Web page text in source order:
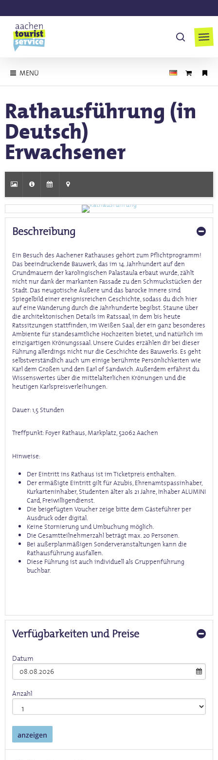
to
main
content
suchen
MENÜ
Rathausführung (in
Deutsch)
Erwachsener
Beschreibung
Ein Besuch des Aachener Rathauses gehört zum Pflichtprogramm!
Das beeindruckende Bauwerk, das im 14. Jahrhundert auf den
Grundmauern der karolingischen Palastaula erbaut wurde, zählt
nicht nur dank der markanten Fassade zu den Schmuckstücken der
Stadt. Das neugotische Äußere und das barocke Innere sind
Spiegelbild einer ereignisreichen Geschichte, sodass du dich hier
auf eine Wanderung durch die Jahrhunderte begibst. Staune über
die architektonischen Details im Ratssaal, in dem bis heute
Ratssitzungen stattfinden, im Weißen Saal, der ein ganz besonderes
Ambiente für standesamtliche Hochzeiten bietet, und natürlich im
einzigartigen Krönungssaal. Unsere Guides erzählen dir bei dieser
Führung allerdings nicht nur die Geschichte des Bauwerks. Es geht
selbstverständlich auch um einige berühmte Persönlichkeiten wie
Karl dem Großen und den Earl of Sandwich. Außerdem erfährst du
Wissenswertes über die mittelalterlichen Krönungen und die
heutigen Karlspreisverleihungen.
Dauer: 1,5 Stunden
Treffpunkt:Foyer Rathaus, Markplatz, 52062 Aachen
Hinweise:
Der Eintritt ins Rathaus ist im Ticketpreis enthalten.
Der ermäßigte Eintritt gilt für Azubis, Ehrenamtspassinhaber,
Kurkarteninhaber, Studenten älter als 21 Jahre, Inhaber ALUMINI
Card, Freiwilligendienst.
Die beigefügten Voucher zeige bitte dem Gästeführer per
Ausdruck oder digital.
Keine Stornierung und Umbuchung möglich.
Die Gesamtteilnehmerzahl beträgt max. 20 Personen.
Bei außerplanmäßigen Sonderveranstaltungen kann die
Rathausführung ausfallen.
Diese Führung ist auch individuell als Gruppenführung
buchbar.
Verfügbarkeiten und Preise
Datum
Anzahl
anzeigen